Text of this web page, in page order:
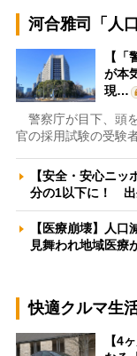
河合雅司「人
【
が本
現…
警察庁が目下、頭
官の採用試験の受験
【安全・安心ニ
分の1以下に！
【医療崩壊】人
見舞われ地域医
快適クルマ生
【4